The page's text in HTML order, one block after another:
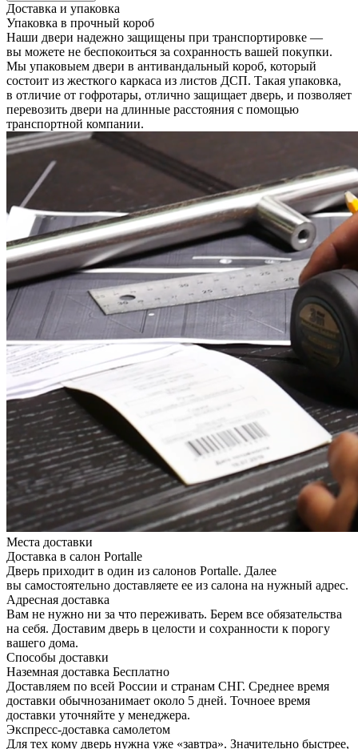
Доставка и упаковка
Упаковка в прочный короб
Наши двери надежно защищены при транспортировке —
вы можете не беспокоиться за сохранность вашей покупки.
Мы упаковыем двери в антивандальный короб, который
состоит из жесткого каркаса из листов ДСП. Такая упаковка,
в отличие от гофротары, отлично защищает дверь, и позволяет
перевозить двери на длинные расстояния с помощью
транспортной компании.
Места доставки
Доставка в салон Portalle
Дверь приходит в один из салонов Portalle. Далее
вы самостоятельно доставляете ее из салона на нужный адрес.
Адресная доставка
Вам не нужно ни за что переживать. Берем все обязательства
на себя. Доставим дверь в целости и сохранности к порогу
вашего дома.
Способы доставки
Наземная доставка Бесплатно
Доставляем по всей России и странам СНГ. Среднее время
доставки обычнозанимает около 5 дней. Точноее время
доставки уточняйте у менеджера.
Экспресс-доставка самолетом
Для тех кому дверь нужна уже «завтра». Значительно быстрее,